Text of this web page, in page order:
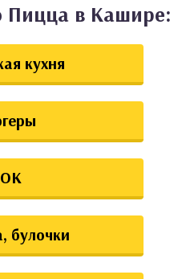
Пицца в Кашире:
кухня
булочки